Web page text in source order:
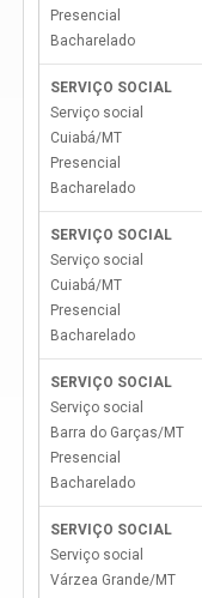
Presencial
Bacharelado
SERVIÇO SOCIAL
Serviço social
Cuiabá/MT
Presencial
Bacharelado
SERVIÇO SOCIAL
Serviço social
Cuiabá/MT
Presencial
Bacharelado
SERVIÇO SOCIAL
Serviço social
Barra do Garças/MT
Presencial
Bacharelado
SERVIÇO SOCIAL
Serviço social
Várzea Grande/MT